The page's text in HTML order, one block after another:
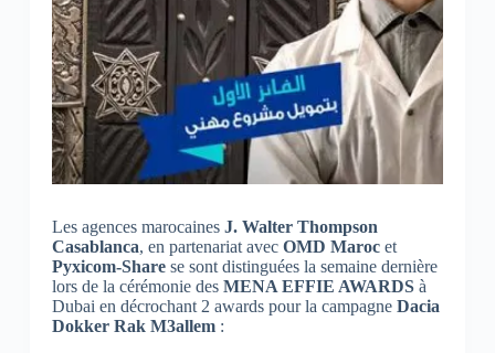
Les agences marocaines J. Walter Thompson
Casablanca, en partenariat avec OMD Marocet
Pyxicom-Sharese sont distinguées la semaine dernière
lors de la cérémonie des MENA EFFIE AWARDSà
Dubai en décrochant 2 awards pour la campagne Dacia
Dokker Rak M3allem: